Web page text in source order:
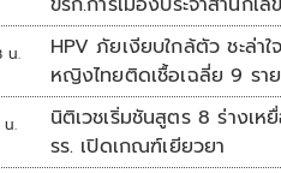
ยกฯ
น.
HPV ภัยเงียบใกล้ตัว ชะล่าใ
หญิงไทยติดเชื้อเฉลี่ย 9 รา
น.
นิติเวชเริ่มชันสูตร 8 ร่างเห
รร. เปิดเกณฑ์เยียวยา